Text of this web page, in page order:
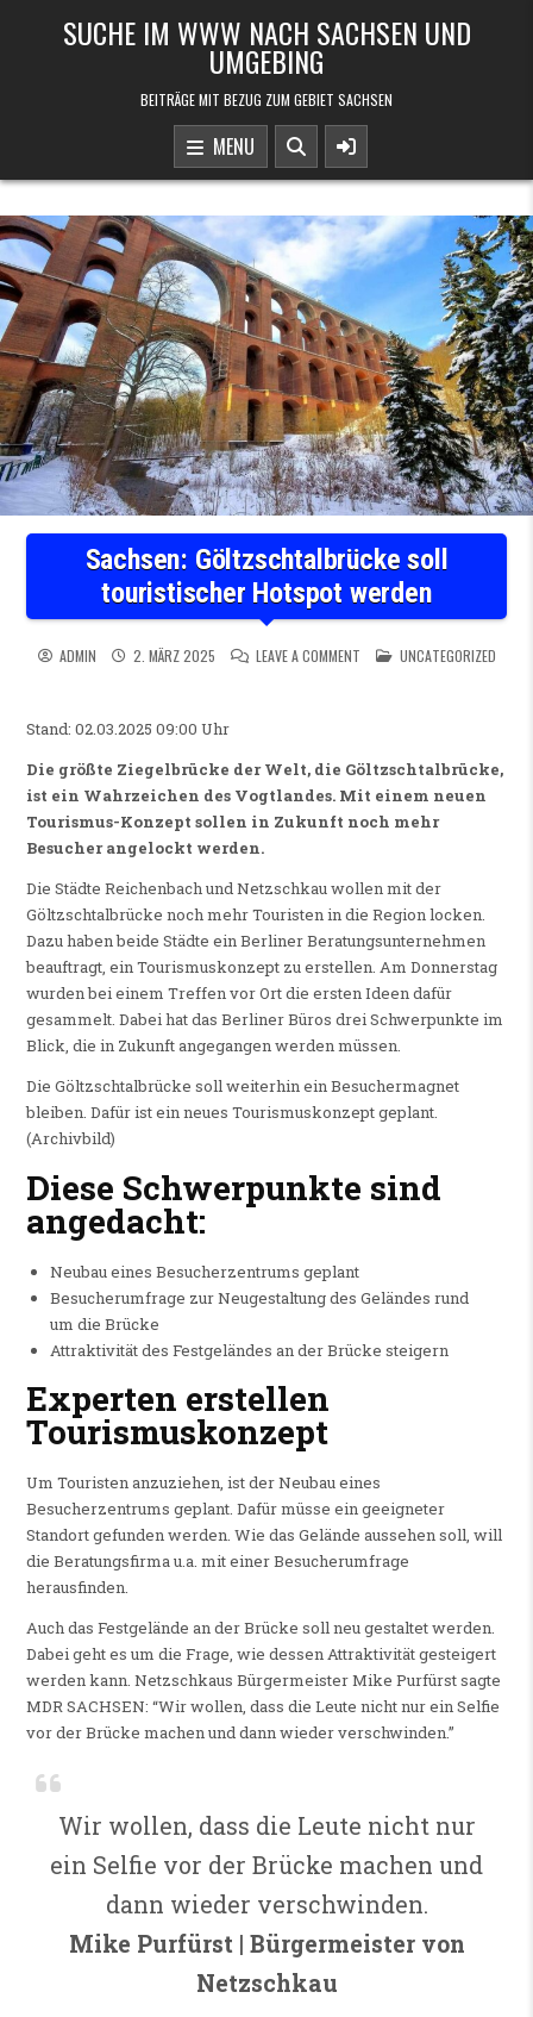
SUCHE IM WWW NACH SACHSEN UND
UMGEBING
BEITRÄGE MIT BEZUG ZUM GEBIET SACHSEN
MENU
Sachsen: Göltzschtalbrücke soll
touristischer Hotspot werden
ADMIN 2. MÄRZ 2025 LEAVE A COMMENTON SACHSEN:
POSTED IN
UNCATEGORIZED
Stand: 02.03.2025 09:00 Uhr
Die größte Ziegelbrücke der Welt, die Göltzschtalbrücke,
ist ein Wahrzeichen des Vogtlandes. Mit einem neuen
Tourismus-Konzept sollen in Zukunft noch mehr
Besucher angelockt werden.
Die Städte Reichenbach und Netzschkau wollen mit der
Göltzschtalbrücke noch mehr Touristen in die Region locken.
Dazu haben beide Städte ein Berliner Beratungsunternehmen
beauftragt, ein Tourismuskonzept zu erstellen. Am Donnerstag
wurden bei einem Treffen vor Ort die ersten Ideen dafür
gesammelt. Dabei hat das Berliner Büros drei Schwerpunkte im
Blick, die in Zukunft angegangen werden müssen.
Die Göltzschtalbrücke soll weiterhin ein Besuchermagnet
bleiben. Dafür ist ein neues Tourismuskonzept geplant.
(Archivbild)
Diese Schwerpunkte sind
angedacht:
Neubau eines Besucherzentrums geplant
Besucherumfrage zur Neugestaltung des Geländes rund
um die Brücke
Attraktivität des Festgeländes an der Brücke steigern
Experten erstellen
Tourismuskonzept
Um Touristen anzuziehen, ist der Neubau eines
Besucherzentrums geplant. Dafür müsse ein geeigneter
Standort gefunden werden. Wie das Gelände aussehen soll, will
die Beratungsfirma u.a. mit einer Besucherumfrage
herausfinden.
Auch das Festgelände an der Brücke soll neu gestaltet werden.
Dabei geht es um die Frage, wie dessen Attraktivität gesteigert
werden kann. Netzschkaus Bürgermeister Mike Purfürst sagte
MDR SACHSEN: “Wir wollen, dass die Leute nicht nur ein Selfie
vor der Brücke machen und dann wieder verschwinden.”
Wir wollen, dass die Leute nicht nur
ein Selfie vor der Brücke machen und
dann wieder verschwinden.
Mike Purfürst | Bürgermeister von
Netzschkau